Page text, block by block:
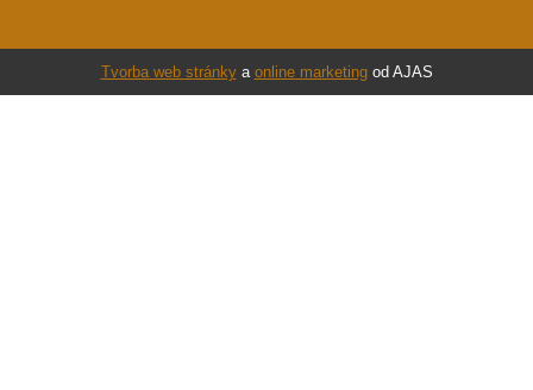
Tvorba web stránkya online marketingod AJAS